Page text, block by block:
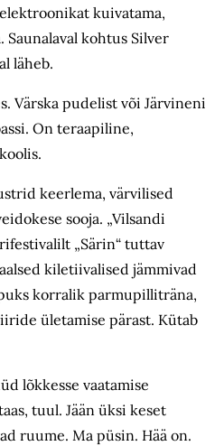
kuivatama,
kohtus Silver
läheb.
Värska pudelist või Järvineni
On teraapiline,
keerlema, värvilised
sooja. „Vilsandi
„Särin“ tuttav
kiletiivalised jämmivad
korralik parmupilliträna,
ületamise pärast. Kütab
lõkkesse vaatamise
tuul. Jään üksi keset
ruume. Ma püsin. Hää on.